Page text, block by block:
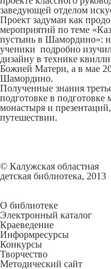
заведующей отделом
Проект задуман как
мероприятий по теме
пустынь в Шамордино»:
ученики подробно
дизайну в технике
Божией Матери, а в мае
Шамордино.
Полученные знания
подготовке в
монастыря и
путешествии.
© Калужская областная
детская библиотека, 2013
О библиотеке
Электронный каталог
Краеведение
Информресурсы
Конкурсы
Творчество
Методический сайт